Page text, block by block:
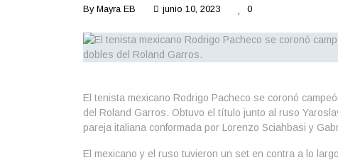
By Mayra EB junio 10, 2023 0
El tenista mexicano Rodrigo Pacheco se coronó
del Roland Garros. Obtuvo el título junto al ruso
pareja italiana conformada por Lorenzo Sciahbasi y
El mexicano y el ruso tuvieron un set en contra a lo